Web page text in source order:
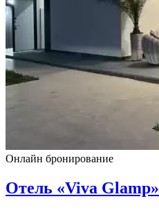
Онлайн бронирование
Отель «Viva Glamp»